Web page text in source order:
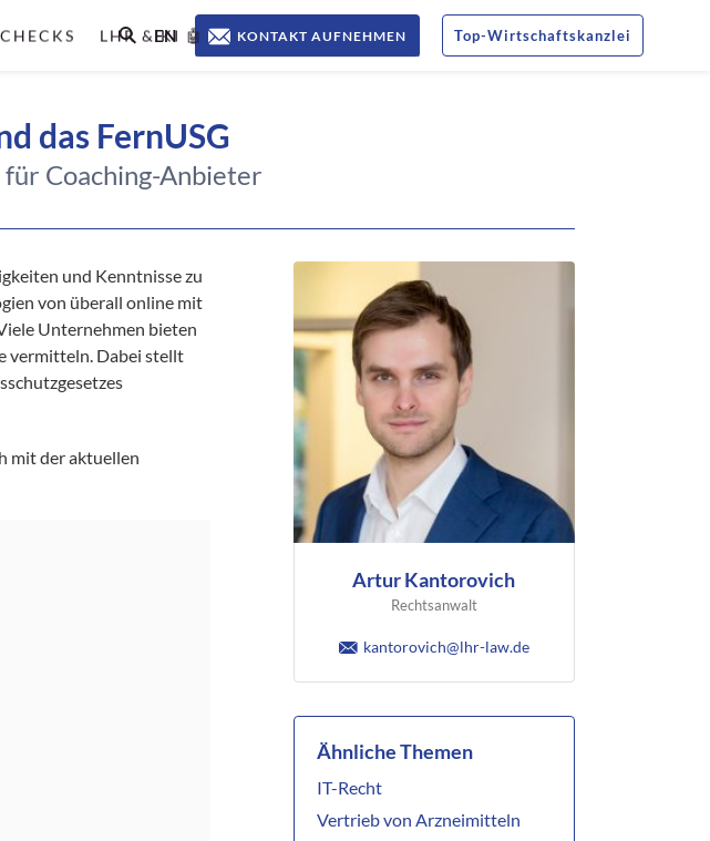
Top-Wirtschaftskanzlei
KONTAKT AUFNEHMEN
LHR & KI 🤖
EN
das FernUSG
Coaching-Anbieter
und Kenntnisse zu
von überall online mit
Unternehmen bieten
vermitteln. Dabei stellt
mit der aktuellen
Artur Kantorovich
Rechtsanwalt
kantorovich@lhr-law.de
Ähnliche Themen
IT-Recht
Vertrieb von Arzneimitteln